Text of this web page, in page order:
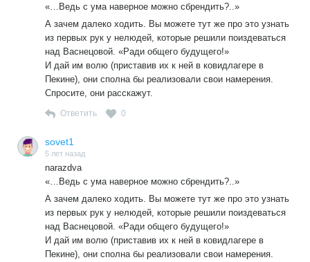
«…Ведь с ума наверное можно сбрендить?..»
А зачем далеко ходить. Вы можете тут же про это узнать
из первых рук у нелюдей, которые решили поиздеваться
над Васнецовой. «Ради общего будущего!»
И дай им волю (приставив их к ней в ковидлагере в
Пекине), они сполна бы реализовали свои намерения.
Спросите, они расскажут.
Ответить 0
sovet1
5 лет назад
narazdva
«…Ведь с ума наверное можно сбрендить?..»
А зачем далеко ходить. Вы можете тут же про это узнать
из первых рук у нелюдей, которые решили поиздеваться
над Васнецовой. «Ради общего будущего!»
И дай им волю (приставив их к ней в ковидлагере в
Пекине), они сполна бы реализовали свои намерения.